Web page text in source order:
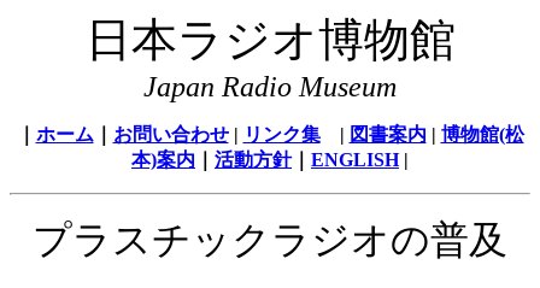
日本ラジオ博物館
Japan Radio Museum
ホーム お問い合わせ| リンク集| 図書案内 | 博物館(松
本)案内
活動方針｜ ENGLISH|
プラスチックラジオの普及